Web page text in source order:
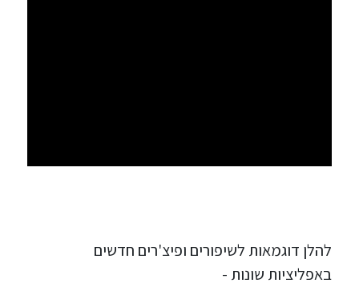
להלן דוגמאות לשיפורים ופיצ'רים חדשים
באפליציות שונות -